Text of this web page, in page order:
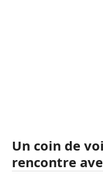
Un coin de
rencontre